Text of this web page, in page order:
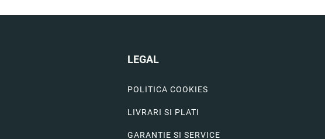
LEGAL
POLITICA COOKIES
LIVRARI SI PLATI
GARANTIE SI SERVICE